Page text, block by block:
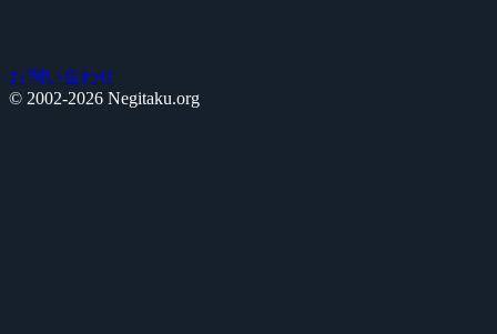
お問い合わせ
© 2002-2026 Negitaku.org